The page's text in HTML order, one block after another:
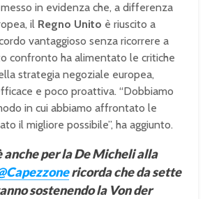
messo in evidenza che, a differenza
il Regno Unito è riuscito a
vantaggioso senza ricorrere a
confronto ha alimentato le critiche
strategia negoziale europea,
e poco proattiva. “Dobbiamo
in cui abbiamo affrontato le
il migliore possibile”, ha aggiunto.
anche per la De Micheli alla
ricorda che da sette
sostenendo la Von der